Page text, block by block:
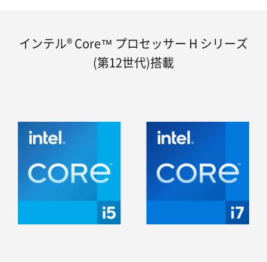
インテル® Core™ プロセッサー H シリーズ
(第12世代)搭載